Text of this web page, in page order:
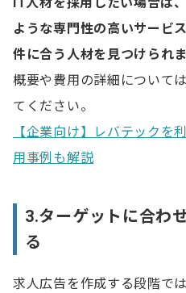
ような専門性の高いサービ
件に合う人材を見つけられま
概要や費用の詳細について
てください。
【企業向け】レバテックを
用事例も解説
3.ターゲットに合わ
る
求人広告を作成する段階で